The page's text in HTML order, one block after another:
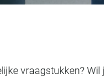
vraagstukken? Wil